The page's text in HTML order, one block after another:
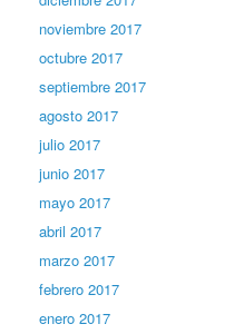
noviembre 2017
octubre 2017
septiembre 2017
agosto 2017
julio 2017
junio 2017
mayo 2017
abril 2017
marzo 2017
febrero 2017
enero 2017